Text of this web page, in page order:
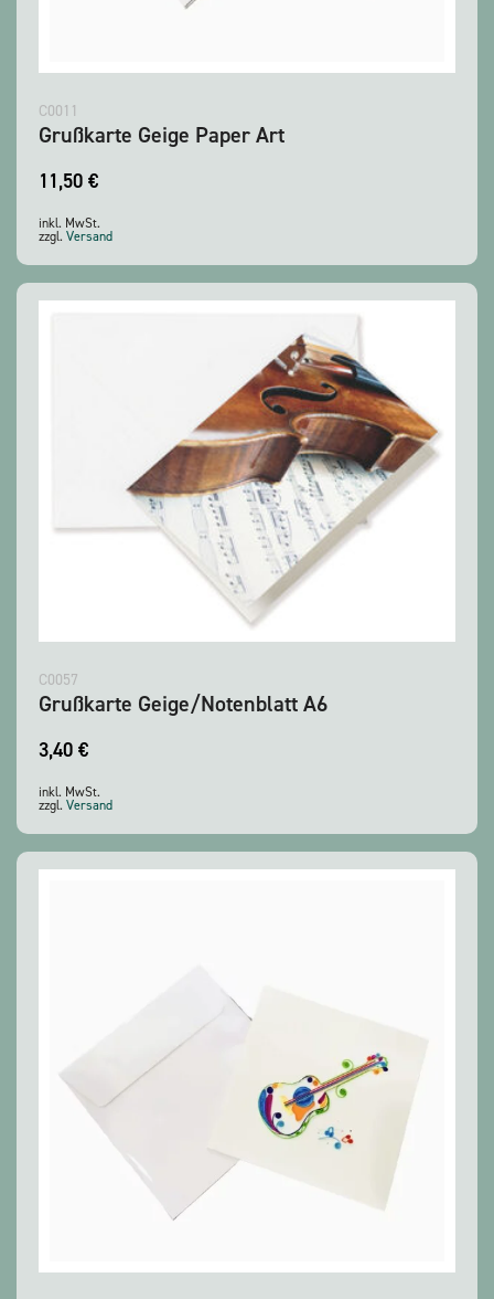
C0011
Grußkarte Geige Paper Art
11,50 €
inkl. MwSt.
zzgl. Versand
C0057
Grußkarte Geige/Notenblatt A6
3,40 €
inkl. MwSt.
zzgl. Versand